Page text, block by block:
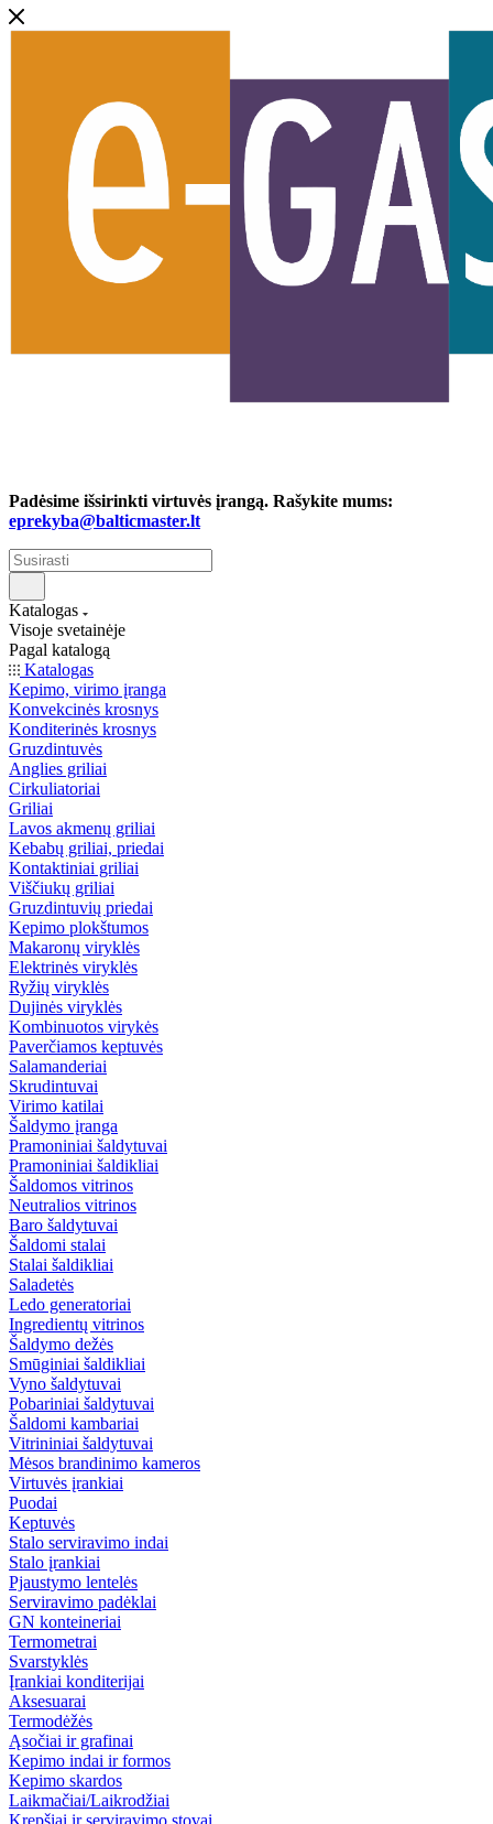
Padėsime išsirinkti virtuvės įrangą. Rašykite mums:
eprekyba@balticmaster.lt
Katalogas
Visoje svetainėje
Pagal katalogą
Katalogas
Kepimo, virimo įranga
Konvekcinės krosnys
Konditerinės krosnys
Gruzdintuvės
Anglies griliai
Cirkuliatoriai
Griliai
Lavos akmenų griliai
Kebabų griliai, priedai
Kontaktiniai griliai
Viščiukų griliai
Gruzdintuvių priedai
Kepimo plokštumos
Makaronų viryklės
Elektrinės viryklės
Ryžių viryklės
Dujinės viryklės
Kombinuotos virykės
Paverčiamos keptuvės
Salamanderiai
Skrudintuvai
Virimo katilai
Šaldymo įranga
Pramoniniai šaldytuvai
Pramoniniai šaldikliai
Šaldomos vitrinos
Neutralios vitrinos
Baro šaldytuvai
Šaldomi stalai
Stalai šaldikliai
Saladetės
Ledo generatoriai
Ingredientų vitrinos
Šaldymo dežės
Smūginiai šaldikliai
Vyno šaldytuvai
Pobariniai šaldytuvai
Šaldomi kambariai
Vitrininiai šaldytuvai
Mėsos brandinimo kameros
Virtuvės įrankiai
Puodai
Keptuvės
Stalo serviravimo indai
Stalo įrankiai
Pjaustymo lentelės
Serviravimo padėklai
GN konteineriai
Termometrai
Svarstyklės
Įrankiai konditerijai
Aksesuarai
Termodėžės
Ąsočiai ir grafinai
Kepimo indai ir formos
Kepimo skardos
Laikmačiai/Laikrodžiai
Krepšiai ir serviravimo stovai